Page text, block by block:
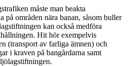
måste man beakta
på områden nära banan, såsom buller
kan också medföra
Hit hör exempelvis
(transport av farliga ämnen) och
i kraven på bangårdarna samt